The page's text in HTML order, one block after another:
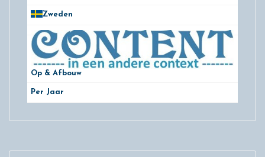
Zweden
Op & Afbouw
Per Jaar